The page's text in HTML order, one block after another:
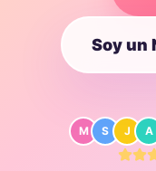
Soy un
M S J A